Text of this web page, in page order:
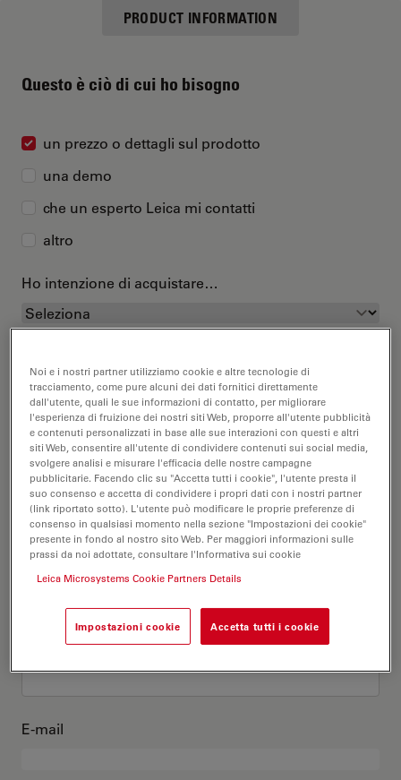
PRODUCT INFORMATION
Questo è ciò di cui ho bisogno
un prezzo o dettagli sul prodotto
una demo
che un esperto Leica mi contatti
altro
Ho intenzione di acquistare…
Questo sono io
Titolo accademico
Nome
Cognome
E-mail
Noi e i nostri partner utilizziamo cookie e altre tecnologie di
tracciamento, come pure alcuni dei dati fornitici direttamente
dall'utente, quali le sue informazioni di contatto, per migliorare
l'esperienza di fruizione dei nostri siti Web, proporre all'utente pubblicità
e contenuti personalizzati in base alle sue interazioni con questi e altri
siti Web, consentire all'utente di condividere contenuti sui social media,
svolgere analisi e misurare l'efficacia delle nostre campagne
pubblicitarie. Facendo clic su "Accetta tutti i cookie", l'utente presta il
suo consenso e accetta di condividere i propri dati con i nostri partner
(link riportato sotto). L'utente può modificare le proprie preferenze di
consenso in qualsiasi momento nella sezione "Impostazioni dei cookie"
presente in fondo al nostro sito Web. Per maggiori informazioni sulle
prassi da noi adottate, consultare l'Informativa sui cookie
Leica Microsystems Cookie Partners Details
Impostazioni cookie Accetta tutti i cookie